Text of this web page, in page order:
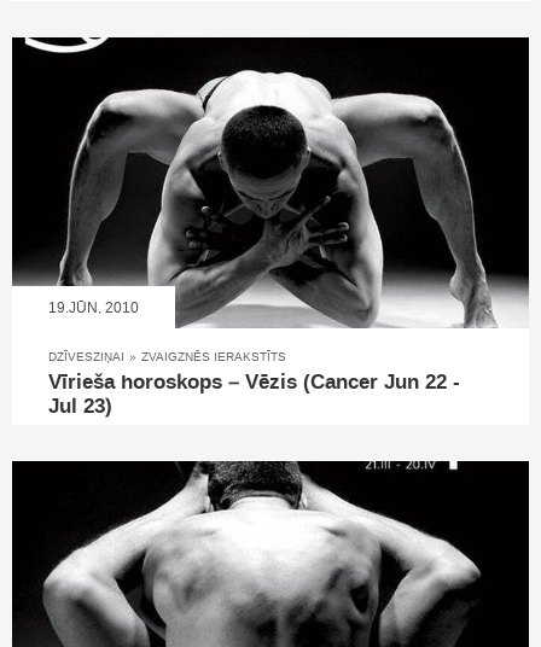
19.JŪN, 2010
DZĪVESZIŅAI » ZVAIGZNĒS IERAKSTĪTS
Vīrieša horoskops – Vēzis (Cancer Jun 22 -
Jul 23)